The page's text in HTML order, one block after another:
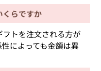
くらですか
トを注文される方が
によっても金額は異